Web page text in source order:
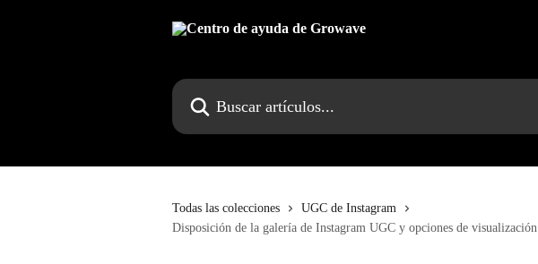
Buscar artículos...
Todas las colecciones
UGC de Instagram
Disposición de la galería de Instagram UGC y opciones de visualización